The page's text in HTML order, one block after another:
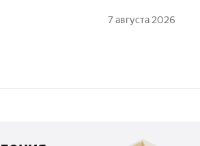
7 августа 2026